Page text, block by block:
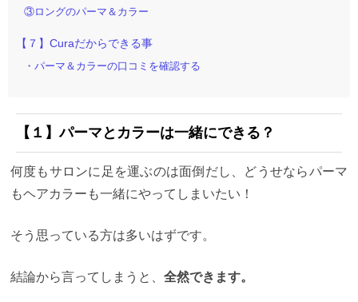
③ロングのパーマ＆カラー
【７】Curaだからできる事
・パーマ＆カラーの口コミを確認する
【１】パーマとカラーは一緒にできる？
何度もサロンに足を運ぶのは面倒だし、どうせならパーマ
もヘアカラーも一緒にやってしまいたい！
そう思っている方は多いはずです。
結論から言ってしまうと、 全然できます。